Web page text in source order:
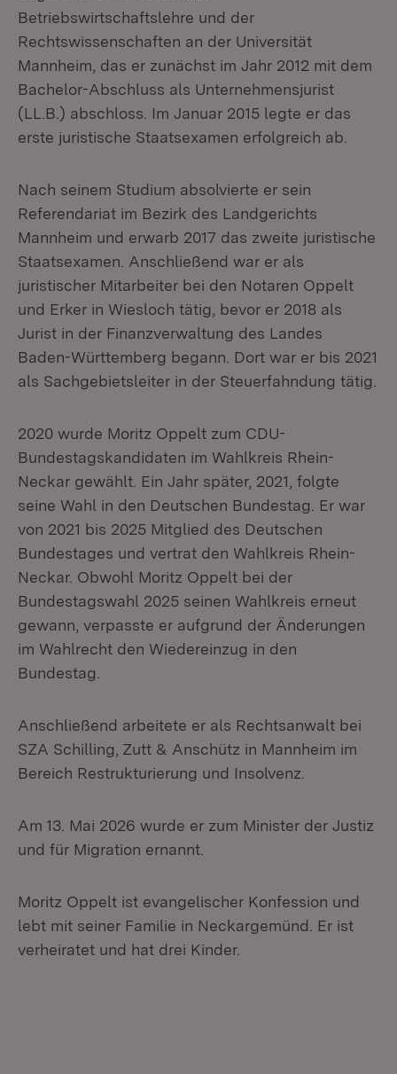
Betriebswirtschaftslehre und der
Rechtswissenschaften an der Universität
Mannheim, das er zunächst im Jahr 2012 mit dem
Bachelor-Abschluss als Unternehmensjurist
(LL.B.) abschloss. Im Januar 2015 legte er das
erste juristische Staatsexamen erfolgreich ab.
Nach seinem Studium absolvierte er sein
Referendariat im Bezirk des Landgerichts
Mannheim und erwarb 2017 das zweite juristische
Staatsexamen. Anschließend war er als
juristischer Mitarbeiter bei den Notaren Oppelt
und Erker in Wiesloch tätig, bevor er 2018 als
Jurist in der Finanzverwaltung des Landes
Baden-Württemberg begann. Dort war er bis 2021
als Sachgebietsleiter in der Steuerfahndung tätig.
2020 wurde Moritz Oppelt zum CDU-
Bundestagskandidaten im Wahlkreis Rhein-
Neckar gewählt. Ein Jahr später, 2021, folgte
seine Wahl in den Deutschen Bundestag. Er war
von 2021 bis 2025 Mitglied des Deutschen
Bundestages und vertrat den Wahlkreis Rhein-
Neckar. Obwohl Moritz Oppelt bei der
Bundestagswahl 2025 seinen Wahlkreis erneut
gewann, verpasste er aufgrund der Änderungen
im Wahlrecht den Wiedereinzug in den
Bundestag.
Anschließend arbeitete er als Rechtsanwalt bei
SZA Schilling, Zutt & Anschütz in Mannheim im
Bereich Restrukturierung und Insolvenz.
Am 13. Mai 2026 wurde er zum Minister der Justiz
und für Migration ernannt.
Moritz Oppelt ist evangelischer Konfession und
lebt mit seiner Familie in Neckargemünd. Er ist
verheiratet und hat drei Kinder.